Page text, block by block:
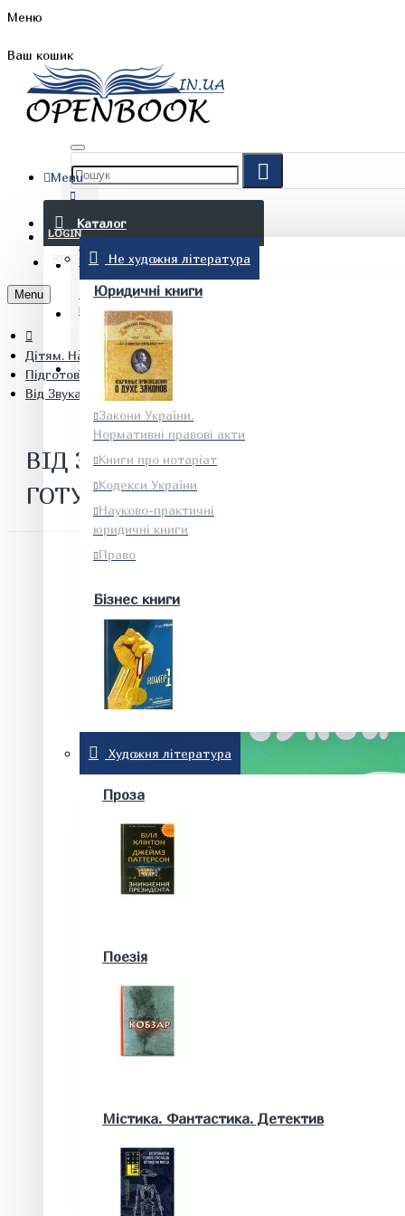
Меню
Ваш кошик
БЛОГ
КОНТАКТИ
(097) 015 28 90
Menu
Каталог
Не художня література
Юридичні книги
Закони України.
Нормативні правові акти
Книги про нотаріат
Кодекси України
Науково-практичні
юридичні книги
Право
Бізнес книги
Енергетика. Будівництво.
Промисловість
Математика. Природничі та інші науки
Біологія
Географія. Геологія
Художня література
Проза
Поезія
Містика. Фантастика. Детектив
LOGIN
REGISTER
Menu
Дітям. Навчання та дозвілля
Підготовка до школи
Від Звука до букви. Робочий зошит з навчання грамоти для
ВІД ЗВУКА ДО БУКВИ.
ГОТУЄМО ДИТИНУ ДО ШКОЛИ